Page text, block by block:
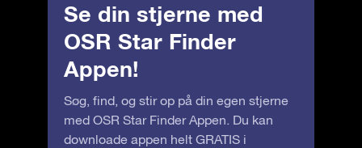
Se din stjerne med
OSR Star Finder
Appen!
Søg, find, og stir op på din egen stjerne
med OSR Star Finder Appen. Du kan
downloade appen helt GRATIS i